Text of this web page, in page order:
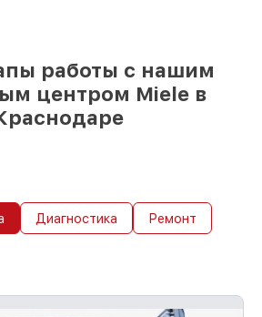
работы с нашим
центром Miele в
Диагностика Ремонт